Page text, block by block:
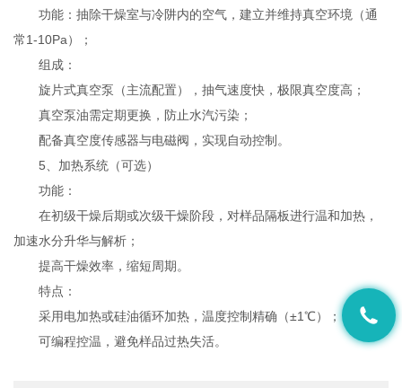
功能：抽除干燥室与冷阱内的空气，建立并维持真空环境（通
常1-10Pa）；
组成：
旋片式真空泵（主流配置），抽气速度快，极限真空度高；
真空泵油需定期更换，防止水汽污染；
配备真空度传感器与电磁阀，实现自动控制。
5、加热系统（可选）
功能：
在初级干燥后期或次级干燥阶段，对样品隔板进行温和加热，
加速水分升华与解析；
提高干燥效率，缩短周期。
特点：
采用电加热或硅油循环加热，温度控制精确（±1℃）；
可编程控温，避免样品过热失活。